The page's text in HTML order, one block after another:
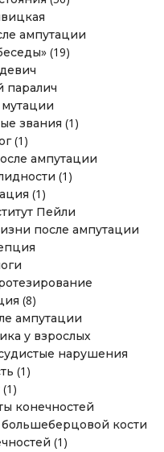
ампутации
(19)
паралич
мутации
звания (1)
(1)
ампутации
(1)
(1)
Пейли
после ампутации
(8)
ампутации
у взрослых
нарушения
(1)
(1)
конечностей
кости
(1)